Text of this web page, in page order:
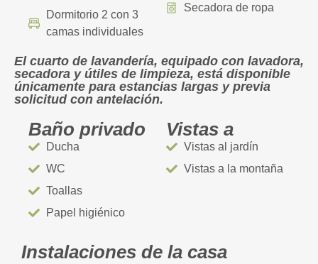
Dormitorio 2 con 3
camas individuales
Secadora de ropa
El cuarto de lavandería, equipado con lavadora,
secadora y útiles de limpieza, está disponible
únicamente para estancias largas y previa
solicitud con antelación.
Baño privado
Ducha
WC
Toallas
Papel higiénico
Vistas a
Vistas al jardín
Vistas a la montaña
Instalaciones de la casa